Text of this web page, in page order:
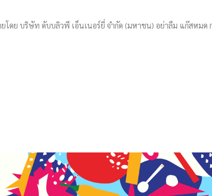
ดย บริษัท ดับบลิวพี เอ็นเนอร์ยี่ จำกัด (มหาชน) อย่าลืม แก๊สหมด